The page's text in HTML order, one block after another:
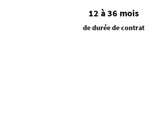
12 à 36 mois
de durée de contrat